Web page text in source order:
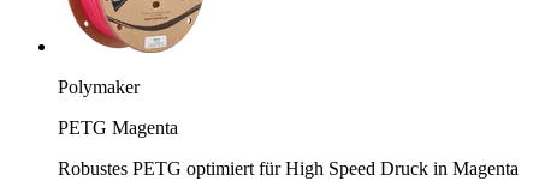
Polymaker
PETG Magenta
Robustes PETG optimiert für High Speed Druck in Magenta